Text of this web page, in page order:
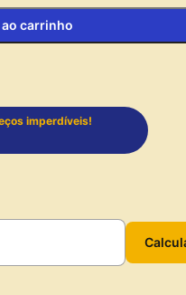
carrinho
imperdíveis!